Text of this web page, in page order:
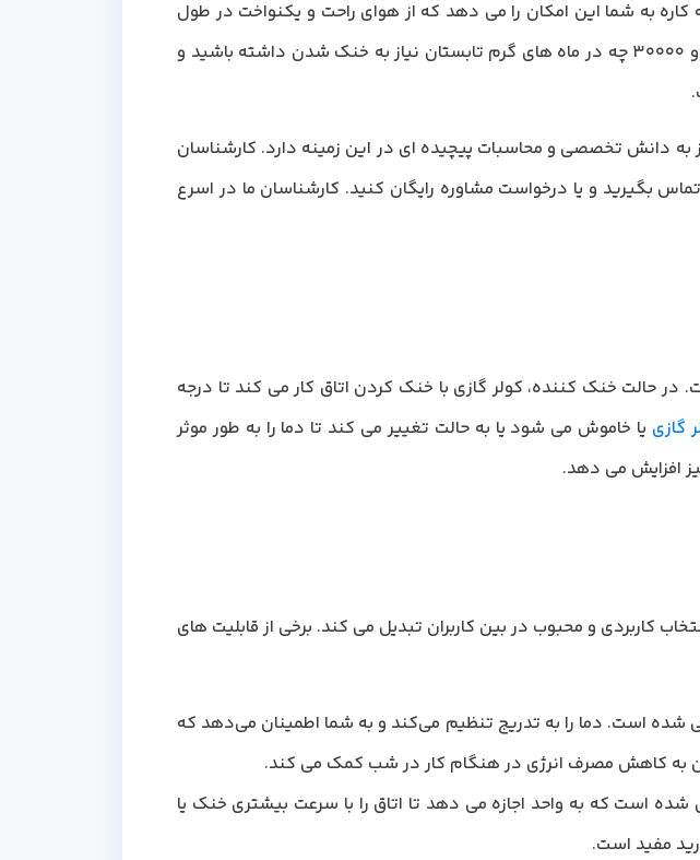
در دماجت 30 میلیون 500 هزار تومان است. کولر گازی دوو 30000 همه کاره به شما این امکان را می دهد که از هوای راحت و یکنواخت در طول
سال لذت ببرید و آن را به انتخابی عالی برای هر فصلی تبدیل می کند. کولر گازی دوو 30000 چه در ماه های گرم تابستان نیاز به خنک شدن داشته باشید و
به دانش تخصصی و محاسبات پیچیده ای در این زمینه دارد. کارشناسان
بگیرید و یا درخواست مشاوره رایگان کنید. کارشناسان ما در اسرع
حالت خنک کننده، کولر گازی با خنک کردن اتاق کار می کند تا درجه
گازی یا خاموش می شود یا به حالت تغییر می کند تا دما را به طور موثر
افزایش می دهد.
به یک انتخاب کاربردی و محبوب در بین کاربران تبدیل می کند. برخی از قابلیت های
شده است. دما را به تدریج تنظیم می‌کند و به شما اطمینان می‌دهد که
به کاهش مصرف انرژی در هنگام کار در شب کمک می کند.
است که به واحد اجازه می دهد تا اتاق را با سرعت بیشتری خنک یا
مفید است.